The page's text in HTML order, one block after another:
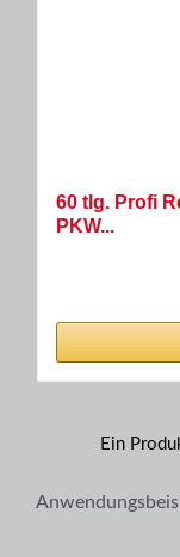
60 tlg. Profi
PKW...
Ein